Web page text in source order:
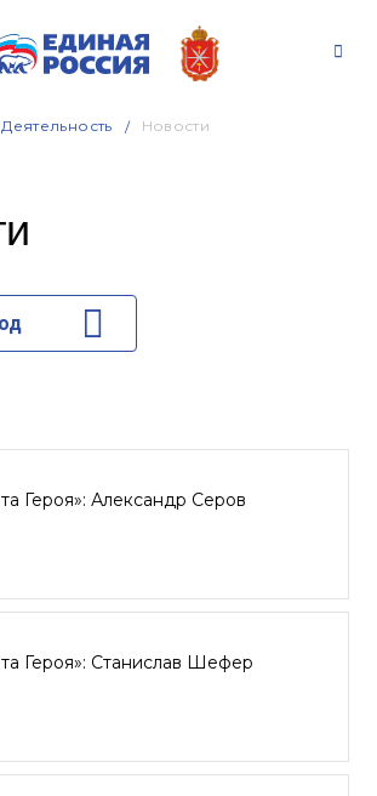
Новости
Героя»: Александр Серов
Героя»: Станислав Шефер